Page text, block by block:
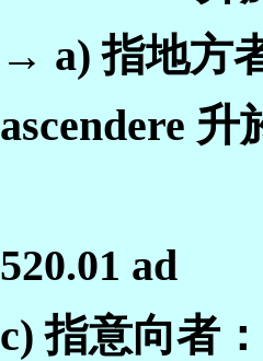
→ a) 指地方
ascendere 升
520.01 ad
c) 指意向者：